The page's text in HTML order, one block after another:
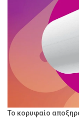
Το κορυφαίο